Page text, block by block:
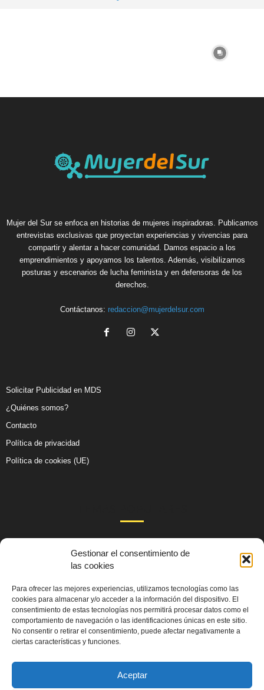
Gestionar el consentimiento de
las cookies
Para ofrecer las mejores experiencias, utilizamos tecnologías como las
cookies para almacenar y/o acceder a la información del dispositivo. El
consentimiento de estas tecnologías nos permitirá procesar datos como el
comportamiento de navegación o las identificaciones únicas en este sitio.
No consentir o retirar el consentimiento, puede afectar negativamente a
ciertas características y funciones.
Aceptar
Mujer del Sur se enfoca en historias de mujeres inspiradoras. Publicamos
entrevistas exclusivas que proyectan experiencias y vivencias para
compartir y alentar a hacer comunidad. Damos espacio a los
emprendimientos y apoyamos los talentos. Además, visibilizamos
posturas y escenarios de lucha feminista y en defensoras de los
derechos.
Contáctanos: redaccion@mujerdelsur.com
Solicitar Publicidad en MDS
¿Quiénes somos?
Contacto
Política de privacidad
Política de cookies (UE)
99
Educación
Comunidades
Derechos y Política